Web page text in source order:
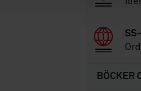
BÖCKER